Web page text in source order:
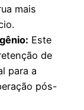
mais
Este
de
para a
pós-